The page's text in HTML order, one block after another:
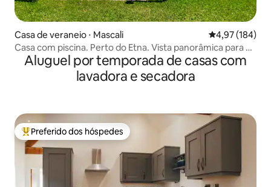
Casa de veraneio ⋅ Mascali 4,97 de uma
4,97 (184)
Casa com piscina. Perto do Etna. Vista panorâmica para o
mar
Aluguel por temporada de casas com
lavadora e secadora
Entre os melhores preferidos dos hóspedes
Preferido dos hóspedes